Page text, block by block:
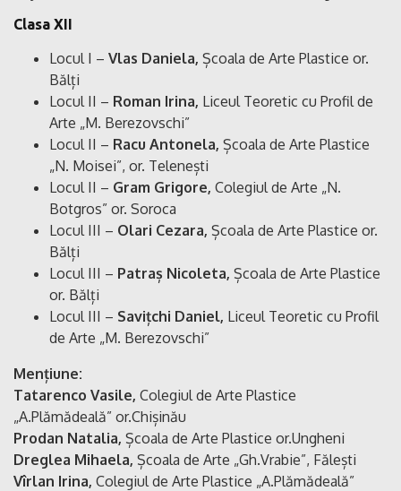
Clasa XII
Locul I – Vlas Daniela, Școala de Arte Plastice or.
Bălți
Locul II – Roman Irina, Liceul Teoretic cu Profil de
Arte „M. Berezovschi”
Locul II – Racu Antonela, Școala de Arte Plastice
„N. Moisei”, or. Telenești
Locul II – Gram Grigore, Colegiul de Arte „N.
Botgros” or. Soroca
Locul III – Olari Cezara, Școala de Arte Plastice or.
Bălți
Locul III – Patraș Nicoleta, Școala de Arte Plastice
or. Bălți
Locul III – Savițchi Daniel, Liceul Teoretic cu Profil
de Arte „M. Berezovschi”
Mențiune:
Tatarenco Vasile, Colegiul de Arte Plastice
„A.Plămădeală” or.Chișinău
Prodan Natalia, Școala de Arte Plastice or.Ungheni
Dreglea Mihaela, Școala de Arte „Gh.Vrabie”, Fălești
Vîrlan Irina, Colegiul de Arte Plastice „A.Plămădeală”